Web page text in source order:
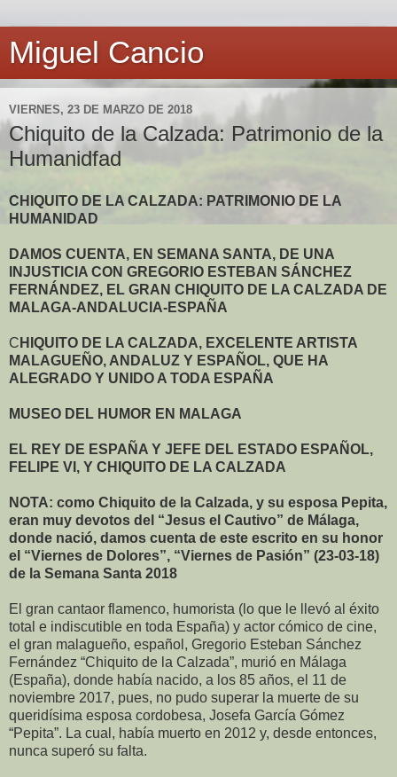
Miguel Cancio
VIERNES, 23 DE MARZO DE 2018
Chiquito de la Calzada: Patrimonio de la
Humanidfad
CHIQUITO DE LA CALZADA: PATRIMONIO DE LA
HUMANIDAD
DAMOS CUENTA, EN SEMANA SANTA, DE UNA
INJUSTICIA CON GREGORIO ESTEBAN SÁNCHEZ
FERNÁNDEZ, EL GRAN CHIQUITO DE LA CALZADA DE
MALAGA-ANDALUCIA-ESPAÑA
C HIQUITO DE LA CALZADA, EXCELENTE ARTISTA
MALAGUEÑO, ANDALUZ Y ESPAÑOL, QUE HA
ALEGRADO Y UNIDO A TODA ESPAÑA
MUSEO DEL HUMOR EN MALAGA
EL REY DE ESPAÑA Y JEFE DEL ESTADO ESPAÑOL,
FELIPE VI, Y CHIQUITO DE LA CALZADA
NOTA: como Chiquito de la Calzada, y su esposa Pepita,
eran muy devotos del “Jesus el Cautivo” de Málaga,
donde nació, damos cuenta de este escrito en su honor
el “Viernes de Dolores”, “Viernes de Pasión” (23-03-18)
de la Semana Santa 2018
El gran cantaor flamenco, humorista (lo que le llevó al éxito
total e indiscutible en toda España) y actor cómico de cine,
el gran malagueño, español, Gregorio Esteban Sánchez
Fernández “Chiquito de la Calzada”, murió en Málaga
(España), donde había nacido, a los 85 años, el 11 de
noviembre 2017, pues, no pudo superar la muerte de su
queridísima esposa cordobesa, Josefa García Gómez
“Pepita”. La cual, había muerto en 2012 y, desde entonces,
nunca superó su falta.